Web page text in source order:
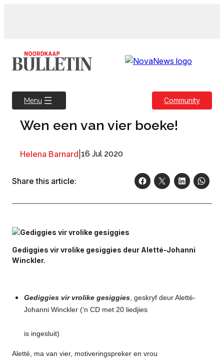
Menu Community
Wen een van vier boeke!
Helena Barnard 16 Jul 2020
Share this article:
Gediggies vir vrolike gesiggies deur Aletté-Johanni
Winckler.
Gediggies vir vrolike gesiggies , geskryf deur Aletté-
Johanni Winckler (‘n CD met 20 liedjies
is ingesluit)
Aletté, ma van vier, motiveringspreker en vrou